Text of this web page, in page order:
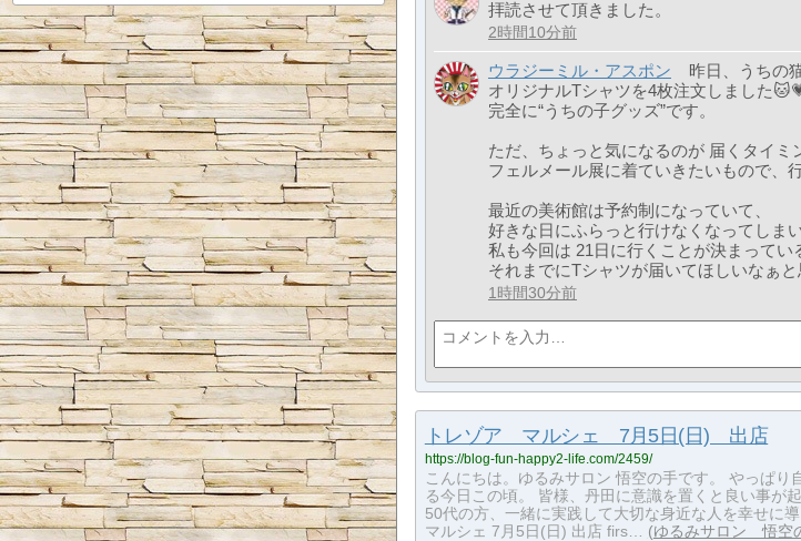
拝読させて頂きました。
2時間10分前
ウラジーミル・アスポン
昨日、うちの
オリジナルTシャツを4枚注文しました
完全に“うちの子グッズ”です。
ただ、ちょっと気になるのが 届くタイ
フェルメール展に着ていきたいもので、
最近の美術館は予約制になっていて、
好きな日にふらっと行けなくなってしま
私も今回は 21日に行くことが決まってい
それまでにTシャツが届いてほしいなぁ
1時間30分前
トレゾア マルシェ 7月5日(日) 出店
https://blog-fun-happy2-life.com/2459/
こんにちは。ゆるみサロン 悟空の手です。 やっぱり
る今日この頃。 皆様、丹田に意識を置くと良い事が
50代の方、一緒に実践して大切な身近な人を幸せに
マルシェ 7月5日(日) 出店 firs…
ゆるみサロン 悟空